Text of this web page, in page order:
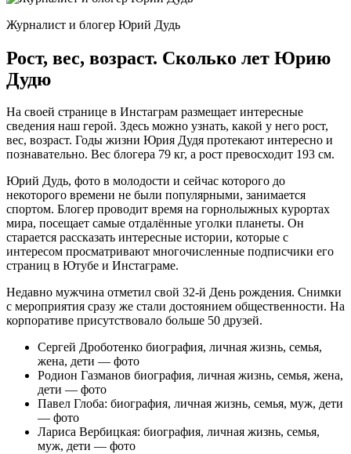
Журналист и блогер Юрий Дудь
Рост, вес, возраст. Сколько лет Юрию
Дудю
На своей странице в Инстаграм размещает интересные
сведения наш герой. Здесь можно узнать, какой у него рост,
вес, возраст. Годы жизни Юрия Дудя протекают интересно и
познавательно. Вес блогера 79 кг, а рост превосходит 193 см.
Юрий Дудь, фото в молодости и сейчас которого до
некоторого времени не были популярными, занимается
спортом. Блогер проводит время на горнолыжных курортах
мира, посещает самые отдалённые уголки планеты. Он
старается рассказать интересные истории, которые с
интересом просматривают многочисленные подписчики его
страниц в Ютубе и Инстаграме.
Недавно мужчина отметил свой 32-й День рождения. Снимки
с мероприятия сразу же стали достоянием общественности. На
корпоративе присутствовало больше 50 друзей.
Сергей Дроботенко биография, личная жизнь, семья,
жена, дети — фото
Родион Газманов биография, личная жизнь, семья, жена,
дети — фото
Павел Глоба: биография, личная жизнь, семья, муж, дети
— фото
Лариса Вербицкая: биография, личная жизнь, семья,
муж, дети — фото